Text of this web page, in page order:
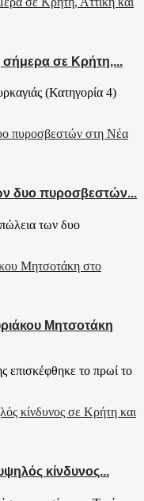
σήμερα σε Κρήτη,...
(Κατηγορία 4)
δυο πυροσβεστών...
των δυο
Μητσοτάκη
το πρωί το
κίνδυνος...